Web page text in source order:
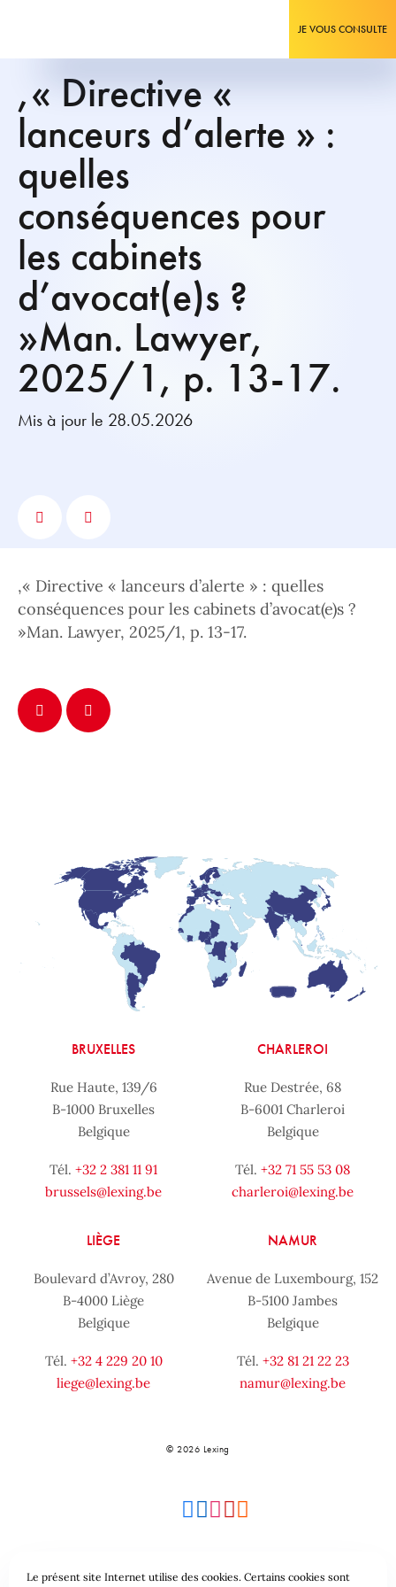
JE VOUS CONSULTE
,« Directive «
lanceurs d’alerte » :
quelles
conséquences pour
les cabinets
d’avocat(e)s ?
»Man. Lawyer,
2025/1, p. 13-17.
Mis à jour le 28.05.2026
,« Directive « lanceurs d’alerte » : quelles
conséquences pour les cabinets d’avocat(e)s ?
»Man. Lawyer, 2025/1, p. 13-17.
BRUXELLES
Rue Haute, 139/6
B-1000 Bruxelles
Belgique
Tél. +32 2 381 11 91
brussels@lexing.be
CHARLEROI
Rue Destrée, 68
B-6001 Charleroi
Belgique
Tél. +32 71 55 53 08
charleroi@lexing.be
LIÈGE
Boulevard d’Avroy, 280
B-4000 Liège
Belgique
Tél. +32 4 229 20 10
liege@lexing.be
NAMUR
Avenue de Luxembourg, 152
B-5100 Jambes
Belgique
Tél. +32 81 21 22 23
namur@lexing.be
© 2026 Lexing
Le présent site Internet utilise des cookies. Certains cookies sont